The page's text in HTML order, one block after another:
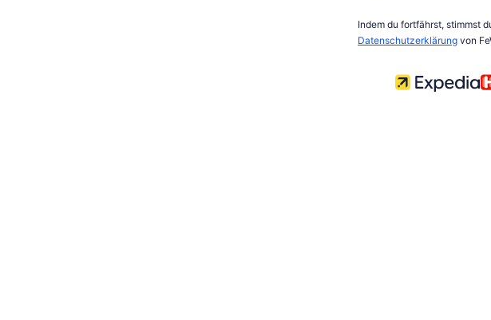
Indem du fortfährst, stimmst
Datenschutzerklärung von